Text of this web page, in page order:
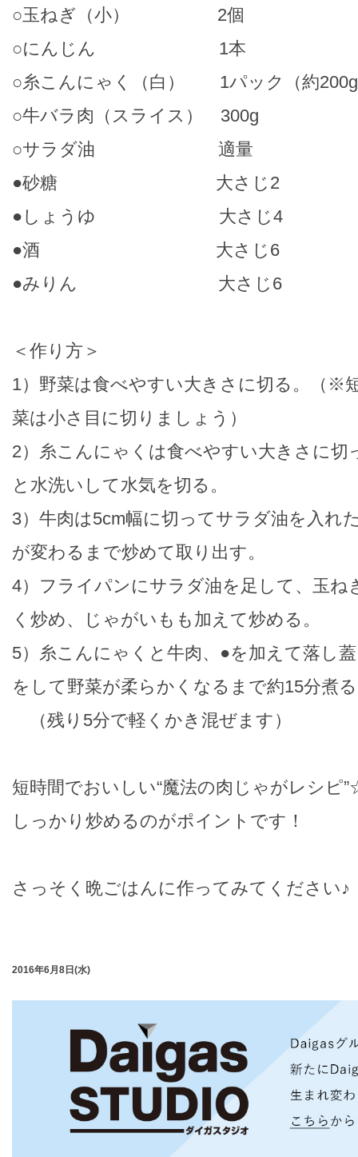
○玉ねぎ（小） 2個
○にんじん 1本
○糸こんにゃく（白） 1パック（約
○牛バラ肉（スライス） 300g
○サラダ油 適量
●砂糖 大さじ2
●しょうゆ 大さじ4
●酒 大さじ6
●みりん 大さじ6
＜作り方＞
1）野菜は食べやすい大きさに切る。（※
菜は小さ目に切りましょう）
2）糸こんにゃくは食べやすい大きさに切
と水洗いして水気を切る。
3）牛肉は5cm幅に切ってサラダ油を入れ
が変わるまで炒めて取り出す。
4）フライパンにサラダ油を足して、玉ね
く炒め、じゃがいもも加えて炒める。
5）糸こんにゃくと牛肉、●を加えて落し
をして野菜が柔らかくなるまで約15分煮
（残り5分で軽くかき混ぜます）
短時間でおいしい“魔法の肉じゃがレシピ
しっかり炒めるのがポイントです！
さっそく晩ごはんに作ってみてください♪
2016年6月8日(水)